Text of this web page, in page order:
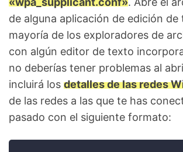
de alguna aplicación de edición de
mayoría de los exploradores de
con algún editor de texto
no deberías tener problemas al
incluirá los detalles de las redes
de las redes a las que te has
pasado con el siguiente formato: